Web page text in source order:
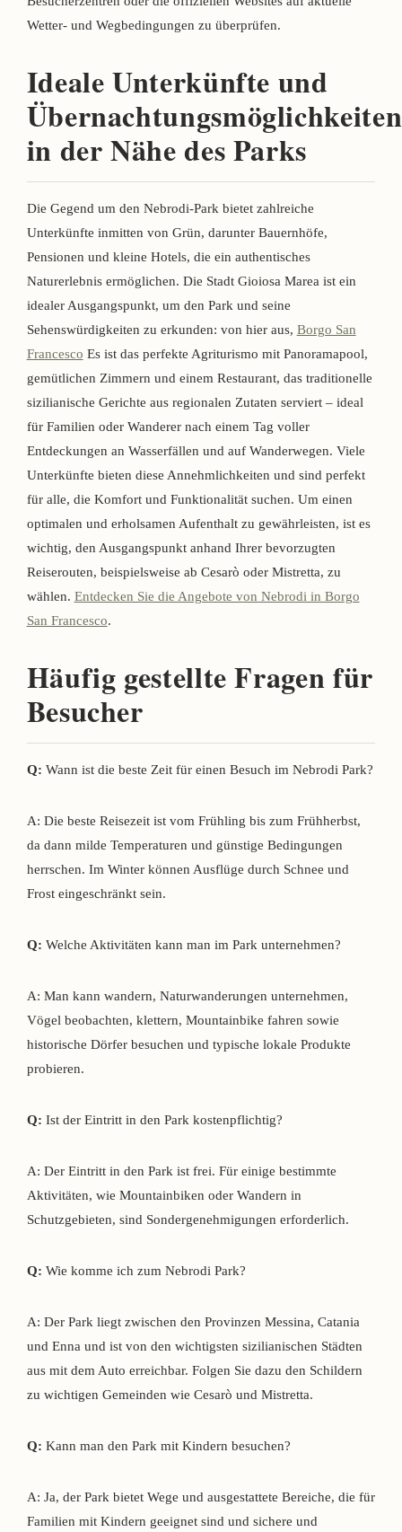
Wetter- und Wegbedingungen zu überprüfen.
Ideale Unterkünfte und
Übernachtungsmöglichkeiten
in der Nähe des Parks
Die Gegend um den Nebrodi-Park bietet zahlreiche
Unterkünfte inmitten von Grün, darunter Bauernhöfe,
Pensionen und kleine Hotels, die ein authentisches
Naturerlebnis ermöglichen. Die Stadt Gioiosa Marea ist ein
idealer Ausgangspunkt, um den Park und seine
Sehenswürdigkeiten zu erkunden: von hier aus, Borgo San
Francesco Es ist das perfekte Agriturismo mit Panoramapool,
gemütlichen Zimmern und einem Restaurant, das traditionelle
sizilianische Gerichte aus regionalen Zutaten serviert – ideal
für Familien oder Wanderer nach einem Tag voller
Entdeckungen an Wasserfällen und auf Wanderwegen. Viele
Unterkünfte bieten diese Annehmlichkeiten und sind perfekt
für alle, die Komfort und Funktionalität suchen. Um einen
optimalen und erholsamen Aufenthalt zu gewährleisten, ist es
wichtig, den Ausgangspunkt anhand Ihrer bevorzugten
Reiserouten, beispielsweise ab Cesarò oder Mistretta, zu
wählen. Entdecken Sie die Angebote von Nebrodi in Borgo
San Francesco.
Häufig gestellte Fragen für
Besucher
Q: Wann ist die beste Zeit für einen Besuch im Nebrodi Park?
A: Die beste Reisezeit ist vom Frühling bis zum Frühherbst,
da dann milde Temperaturen und günstige Bedingungen
herrschen. Im Winter können Ausflüge durch Schnee und
Frost eingeschränkt sein.
Q: Welche Aktivitäten kann man im Park unternehmen?
A: Man kann wandern, Naturwanderungen unternehmen,
Vögel beobachten, klettern, Mountainbike fahren sowie
historische Dörfer besuchen und typische lokale Produkte
probieren.
Q: Ist der Eintritt in den Park kostenpflichtig?
A: Der Eintritt in den Park ist frei. Für einige bestimmte
Aktivitäten, wie Mountainbiken oder Wandern in
Schutzgebieten, sind Sondergenehmigungen erforderlich.
Q: Wie komme ich zum Nebrodi Park?
A: Der Park liegt zwischen den Provinzen Messina, Catania
und Enna und ist von den wichtigsten sizilianischen Städten
aus mit dem Auto erreichbar. Folgen Sie dazu den Schildern
zu wichtigen Gemeinden wie Cesarò und Mistretta.
Q: Kann man den Park mit Kindern besuchen?
A: Ja, der Park bietet Wege und ausgestattete Bereiche, die für
Familien mit Kindern geeignet sind und sichere und